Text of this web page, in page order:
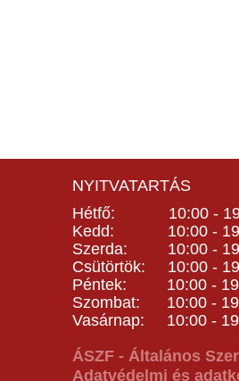
NYITVATARTÁS
Hétfő: 10:00 -
Kedd: 10:00 -
Szerda: 10:00 -
Csütörtök: 10:00 -
Péntek: 10:00 -
Szombat: 10:00 -
Vasárnap: 10:00 -
ÁSZF - Általános
Adatvédelmi és